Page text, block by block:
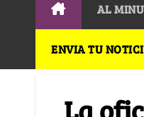
AL
ENVIA TU
La